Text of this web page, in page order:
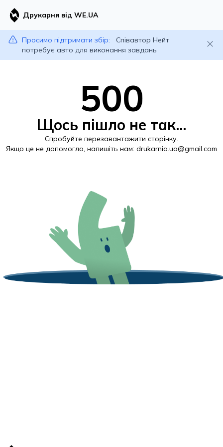
Друкарня від WE.UA
Просимо підтримати збір:
Співавтор Нейт
потребує авто для виконання завдань
500
Щось пішло не так...
Спробуйте перезавантажити сторінку.
Якщо це не допомогло, напишіть нам: drukarnia.ua@gmail.com